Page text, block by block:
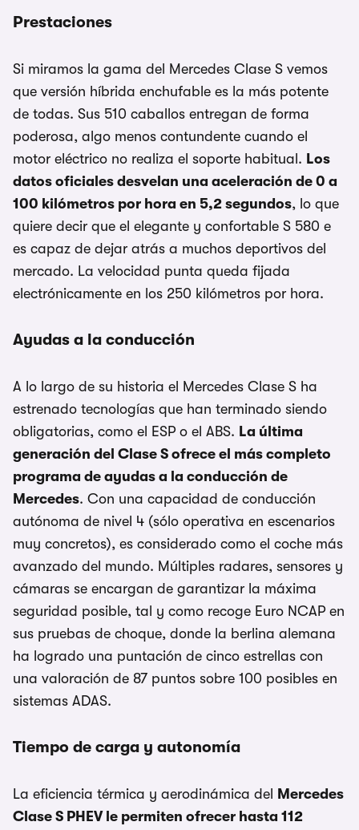
Prestaciones
Si miramos la gama del Mercedes Clase S vemos
que versión híbrida enchufable es la más potente
de todas. Sus 510 caballos entregan de forma
poderosa, algo menos contundente cuando el
motor eléctrico no realiza el soporte habitual. Los
datos oficiales desvelan una aceleración de 0 a
100 kilómetros por hora en 5,2 segundos, lo que
quiere decir que el elegante y confortable S 580 e
es capaz de dejar atrás a muchos deportivos del
mercado. La velocidad punta queda fijada
electrónicamente en los 250 kilómetros por hora.
Ayudas a la conducción
A lo largo de su historia el Mercedes Clase S ha
estrenado tecnologías que han terminado siendo
obligatorias, como el ESP o el ABS. La última
generación del Clase S ofrece el más completo
programa de ayudas a la conducción de
Mercedes. Con una capacidad de conducción
autónoma de nivel 4 (sólo operativa en escenarios
muy concretos), es considerado como el coche más
avanzado del mundo. Múltiples radares, sensores y
cámaras se encargan de garantizar la máxima
seguridad posible, tal y como recoge Euro NCAP en
sus pruebas de choque, donde la berlina alemana
ha logrado una puntación de cinco estrellas con
una valoración de 87 puntos sobre 100 posibles en
sistemas ADAS.
Tiempo de carga y autonomía
La eficiencia térmica y aerodinámica del
Mercedes
Clase S PHEV le permiten ofrecer hasta 112